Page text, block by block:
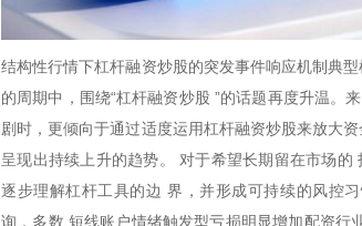
结构性行情下杠杆融资炒股的突发事件响应机制典
的周期中，围绕“杠杆融资炒股 ”的话题再度升温。
剧时，更倾向于通过适度运用杠杆融资炒股来放大
呈现出持续上升的趋势。 对于希望长期留在市场
逐步理解杠杆工具的边 界，并形成可持续的风控
询，多数 短线账户情绪触发型亏损明显增加配资